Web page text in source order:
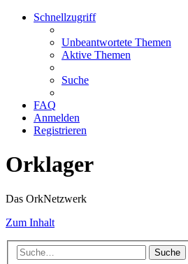
Schnellzugriff
Unbeantwortete Themen
Aktive Themen
Suche
FAQ
Anmelden
Registrieren
Orklager
Das OrkNetzwerk
Zum Inhalt
Suche